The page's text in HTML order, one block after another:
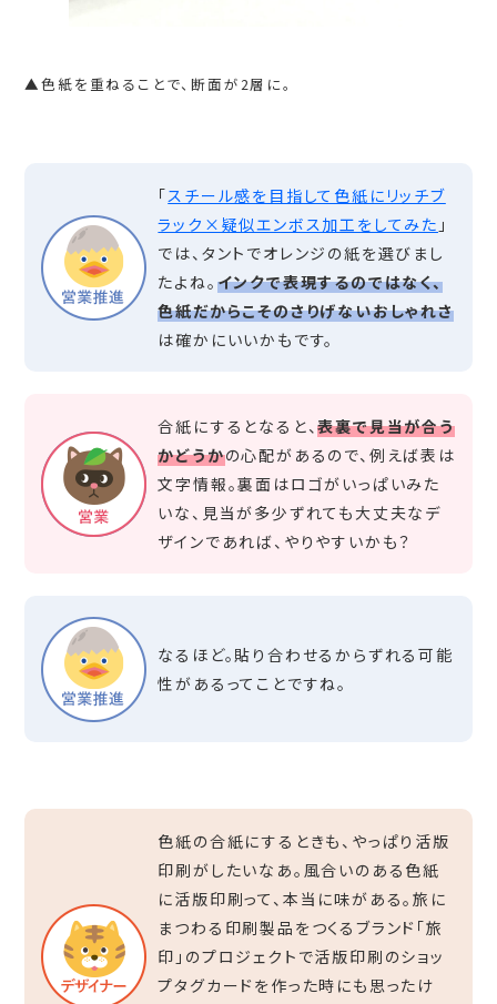
▲色紙を重ねることで、断面が2層に。
「スチール感を目指して色紙にリッチブ
ラック×疑似エンボス加工をしてみた 」
では、タントでオレンジの紙を選びまし
たよね。 インクで表現するのではなく、
色紙だからこそのさりげないおしゃれさ
は確かにいいかもです。
合紙にするとなると、表裏で見当が合う
かどうかの心配があるので、例えば表は
文字情報。裏面はロゴがいっぱいみた
いな、見当が多少ずれても大丈夫なデ
ザインであれば、やりやすいかも？
なるほど。貼り合わせるからずれる可能
性があるってことですね。
色紙の合紙にするときも、やっぱり活版
印刷がしたいなあ。風合いのある色紙
に活版印刷って、本当に味がある。旅に
まつわる印刷製品をつくるブランド「旅
印」のプロジェクトで活版印刷のショッ
プタグカードを作った時にも思ったけ